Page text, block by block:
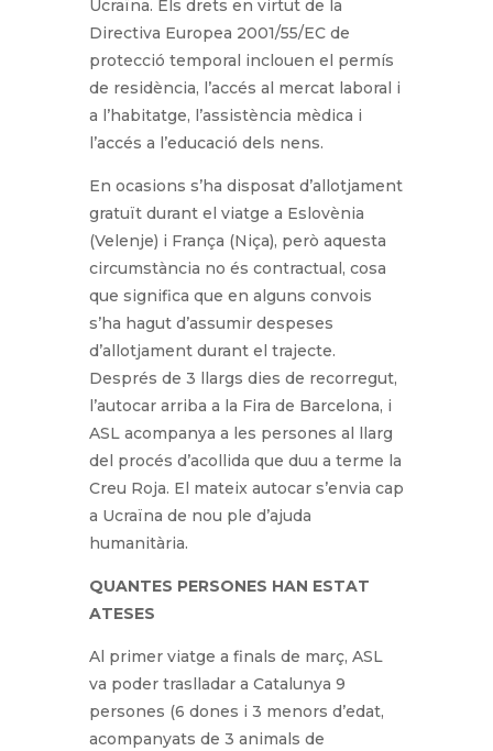
Ucraïna. Els drets en virtut de la
Directiva Europea 2001/55/EC de
protecció temporal inclouen el permís
de residència, l’accés al mercat laboral i
a l’habitatge, l’assistència mèdica i
l’accés a l’educació dels nens.
En ocasions s’ha disposat d’allotjament
gratuït durant el viatge a Eslovènia
(Velenje) i França (Niça), però aquesta
circumstància no és contractual, cosa
que significa que en alguns convois
s’ha hagut d’assumir despeses
d’allotjament durant el trajecte.
Després de 3 llargs dies de recorregut,
l’autocar arriba a la Fira de Barcelona, i
ASL acompanya a les persones al llarg
del procés d’acollida que duu a terme la
Creu Roja. El mateix autocar s’envia cap
a Ucraïna de nou ple d’ajuda
humanitària.
QUANTES PERSONES HAN ESTAT
ATESES
Al primer viatge a finals de març, ASL
va poder traslladar a Catalunya 9
persones (6 dones i 3 menors d’edat,
acompanyats de 3 animals de